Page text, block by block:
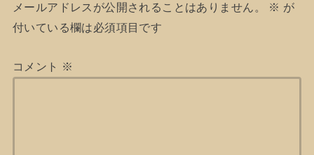
メールアドレスが公開されることはありません。 ※ が
付いている欄は必須項目です
コメント ※